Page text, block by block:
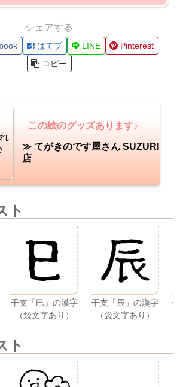
シェアする
はてブ LINE
Pinterest
コピー
この絵のグッズあります♪
≫ てがきのです屋さん SUZURI
店
ト
干支「巳」の漢字
（袋文字あり）
干支「辰」の漢字
（袋文字あり）
干
ト